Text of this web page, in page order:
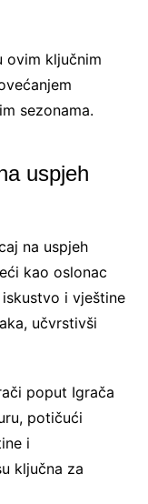
ovim ključnim
sezonama.
uspjeh
na uspjeh
kao oslonac
i vještine
učvrstivši
poput Igrača
potičući
i
ključna za